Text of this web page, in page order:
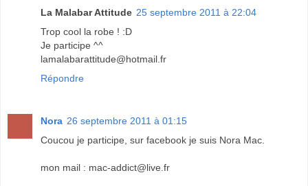
La Malabar Attitude 25 septembre 2011 à 22:04
Trop cool la robe ! :D
Je participe ^^
lamalabarattitude@hotmail.fr
Répondre
Nora 26 septembre 2011 à 01:15
Coucou je participe, sur facebook je suis Nora Mac.
mon mail : mac-addict@live.fr